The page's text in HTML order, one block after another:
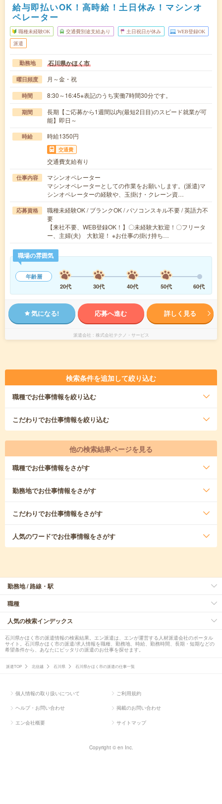
給与即払いOK！高時給！土日休み！マシンオ
ペレーター
職種未経験OK 交通費別途支給あり 土日祝日が休み WEB登録OK
派遣
勤務地 石川県かほく市
曜日頻度 月～金・祝
時間 8:30～16:45※表記のうち実働7時間30分です。
期間
長期【ご応募から1週間以内(最短2日目)のスピード就業が可
能】即日～
時給 時給1350円
交通費
交通費支給有り
仕事内容
マシンオペレーター
マシンオペレーターとしての作業をお願いします。(派遣)マ
シンオペレーターの経験や、玉掛け・クレーン資…
応募資格
職種未経験OK / ブランクOK / パソコンスキル不要 / 英語力不
要
【来社不要、WEB登録OK！】〇未経験大歓迎！〇フリータ
ー、主婦(夫) 大歓迎！ ※お仕事の掛け持ち…
職場の雰囲気
年齢層
20代
30代 40代 50代 60代
気になる! 応募へ進む 詳しく見る
派遣会社 株式会社テクノ・サービス
検索条件を追加して絞り込む
職種でお仕事情報を絞り込む
こだわりでお仕事情報を絞り込む
他の検索結果ページを見る
職種でお仕事情報をさがす
勤務地でお仕事情報をさがす
こだわりでお仕事情報をさがす
人気のワードでお仕事情報をさがす
勤務地 / 路線・駅
職種
人気の検索インデックス
石川県かほく市の派遣情報の検索結果。エン派遣は、エンが運営する人材派遣会社のポータル
サイト。石川県かほく市の派遣/求人情報を職種、勤務地、時給、勤務時間、長期・短期などの
希望条件から、あなたにピッタリの派遣のお仕事を探せます。
派遣TOP 北信越 石川県 石川県かほく市の派遣の仕事一覧
個人情報の取り扱いについて ご利用規約
ヘルプ・お問い合わせ 掲載のお問い合わせ
エン会社概要 サイトマップ
Copyright © en Inc.